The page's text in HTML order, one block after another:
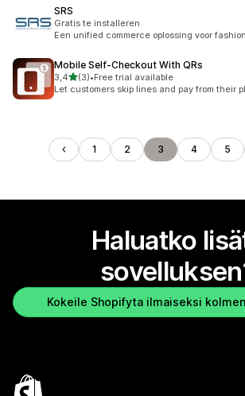
SRS
Gratis te installeren
Een unified commerce oplossing voor
Mobile Self‑Checkout With QRs
3,4/ 5 tähteä
(3)
3 arvostelua yhteensä
•Free trial available
Let customers skip lines and pay from their
1 2 3 4 5
Haluatko
Kokeile Shopifyta ilmaiseksi